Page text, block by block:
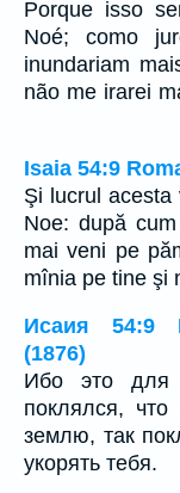
Porque isso
Noé; como
inundariam
não me irarei
Isaia 54:9
Şi lucrul
Noe: după
mai veni pe
mînia pe tine şi
Исаия 54:9
(1876)
Ибо это
поклялся,
землю, так
укорять тебя.